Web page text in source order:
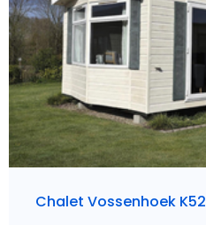
Chalet Vossenhoek K52